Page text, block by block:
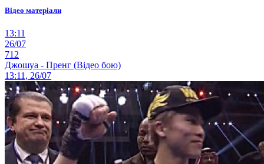
Відео матеріали
13:11
26/07
712
Джошуа - Пренг (Відео бою)
13:11, 26/07